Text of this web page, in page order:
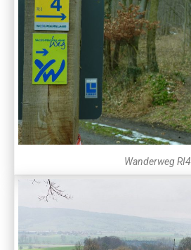
Wanderweg RI4